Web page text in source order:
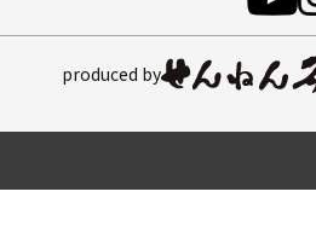
produced by